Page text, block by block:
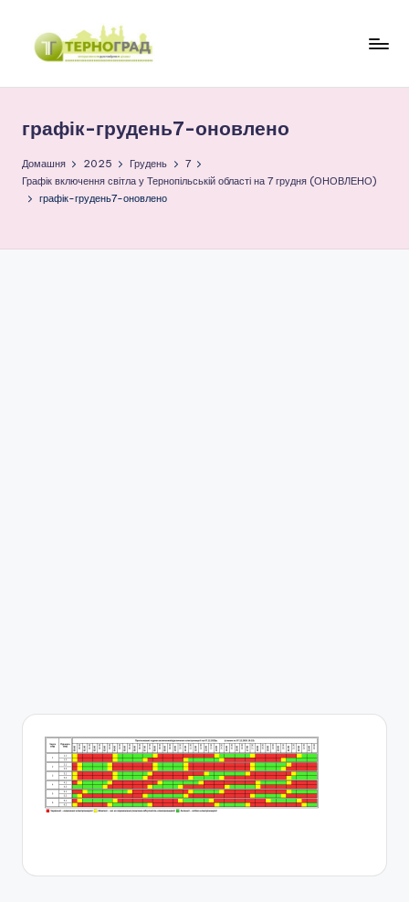
Перейти
р
н
о
цікаво
графік-грудень7-оновлено
Домашня 2025 Грудень
7
Графік включення світла у Тернопільській області на 7 грудня (ОНОВЛЕНО)
графік-грудень7-оновлено